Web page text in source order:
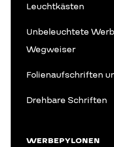
Leuchtkästen
Unbeleuchtete
Wegweiser
Folienaufschriften
Drehbare Schriften
WERBEPYLONEN